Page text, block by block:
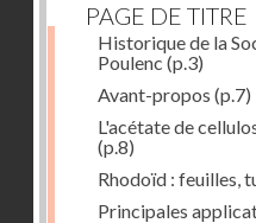
PAGE DE TITRE
Historique de la
Poulenc (p.3)
Avant-propos (p.7)
L'acétate de
(p.8)
Rhodoïd : feuilles,
Principales